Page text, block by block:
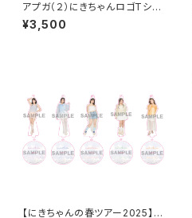
アプガ（２）にきちゃんロゴTシャ
ツ
¥3,500
【にきちゃんの春ツアー2025】